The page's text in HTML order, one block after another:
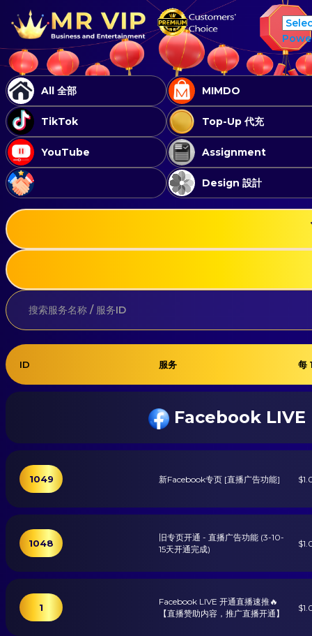
All 全部 MIMDO
TikTok Top-Up 代充
YouTube Assignment
Design 設計
ID 服务 每
Facebook LIVE
1049 新Facebook专页 [直播广告功能]
1048
旧专页开通 - 直播广告功能 (3-10-
15天开通完成)
1
Facebook LIVE 开通直播速推🔥
【直播赞助内容，推广直播开通】